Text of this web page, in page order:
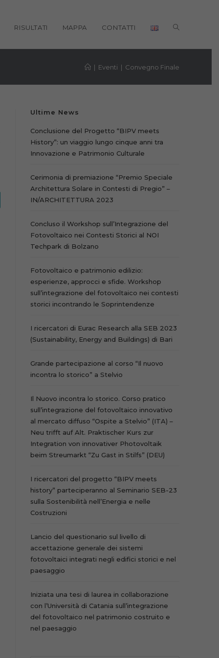
RISULTATI MAPPA CONTATTI ATTIVA/
LA
RICERCA
SUL
| Eventi | Convegno Finale
Ultime News
Conclusione del Progetto “BIPV meets
History”: un viaggio lungo cinque anni tra
Innovazione e Patrimonio Culturale
Cerimonia di premiazione “Premio Speciale
Architettura Solare in Contesti di Pregio” –
IN/ARCHITETTURA 2023
Concluso il Workshop sull’Integrazione del
Fotovoltaico nei Contesti Storici al NOI
Techpark di Bolzano
Fotovoltaico e patrimonio edilizio:
esperienze, approcci e sfide. Workshop
sull’integrazione del fotovoltaico nei contesti
storici incontrando le Soprintendenze
I ricercatori di Eurac Research alla SEB 2023
(Sustainability, Energy and Buildings) di Bari
Grande partecipazione al corso “Il nuovo
incontra lo storico” a Stelvio
Il Nuovo incontra lo storico. Corso pratico
sull’integrazione del fotovoltaico innovativo
al mercato diffuso “Ospite a Stelvio” (ITA) –
Neu trifft auf Alt. Praktischer Kurs zur
Integration von innovativer Photovoltaik
beim Streumarkt “Zu Gast in Stilfs” (DEU)
I ricercatori del progetto “BIPV meets
history” parteciperanno al Seminario SEB-23
sulla Sostenibilità nell’Energia e nelle
Costruzioni
Lancio del questionario sul livello di
accettazione generale dei sistemi
fotovoltaici integrati negli edifici storici e nel
paesaggio
Iniziata una tesi di laurea in collaborazione
con l’Università di Catania sull’integrazione
del fotovoltaico nel patrimonio costruito e
nel paesaggio